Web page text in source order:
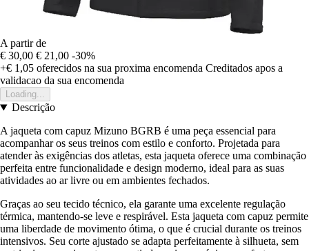
A partir de
€ 30,00 € 21,00 -30%
+€ 1,05 oferecidos na sua proxima encomenda Creditados apos a
validacao da sua encomenda
Loading...
Descrição
A jaqueta com capuz Mizuno BGRB é uma peça essencial para
acompanhar os seus treinos com estilo e conforto. Projetada para
atender às exigências dos atletas, esta jaqueta oferece uma combinação
perfeita entre funcionalidade e design moderno, ideal para as suas
atividades ao ar livre ou em ambientes fechados.
Graças ao seu tecido técnico, ela garante uma excelente regulação
térmica, mantendo-se leve e respirável. Esta jaqueta com capuz permite
uma liberdade de movimento ótima, o que é crucial durante os treinos
intensivos. Seu corte ajustado se adapta perfeitamente à silhueta, sem